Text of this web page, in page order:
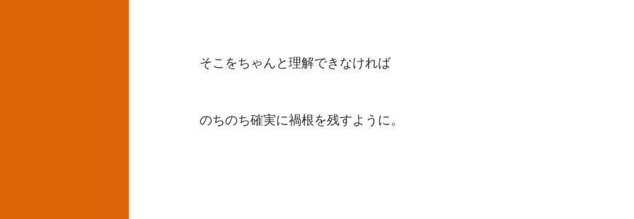
そこをちゃんと理解できなければ
のちのち確実に禍根を残すように。